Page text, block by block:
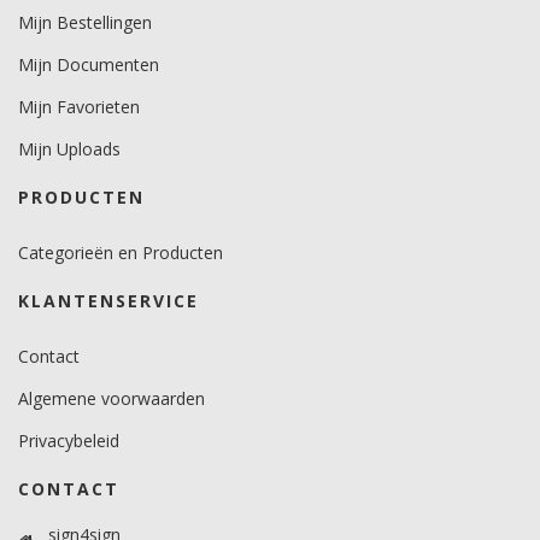
Mijn Bestellingen
Mijn Documenten
Mijn Favorieten
Mijn Uploads
PRODUCTEN
Categorieën en Producten
KLANTENSERVICE
Contact
Algemene voorwaarden
Privacybeleid
CONTACT
sign4sign